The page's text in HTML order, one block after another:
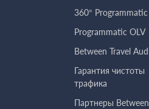
360° Programmatic
Programmatic OLV
Between Travel
Гарантия чистоты
трафика
Партнеры Between